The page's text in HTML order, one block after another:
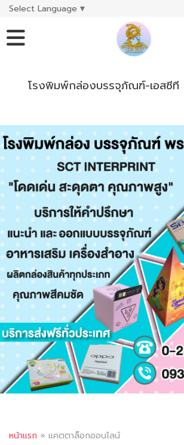
Select Language ▼
โรงพิมพ์กล่องบรรจุภัณฑ์-เอสซีที
หน้าแรก » แคตตาล็อกออนไลน์